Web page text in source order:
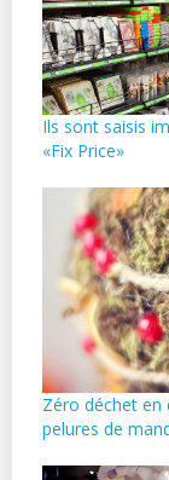
Ils sont saisis
«Fix Price»
Zéro déchet en
pelures de